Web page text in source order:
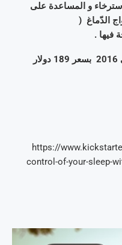
و المساعدة على
الدّماغ (
هذه الخوذة سيتمّ تسويقها في فيفري 2016 بسعر 189 دولار
https://
control-of-your-sleep-